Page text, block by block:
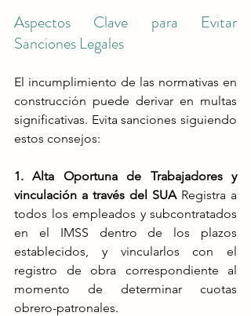
Aspectos Clave para Evitar
Sanciones Legales
El incumplimiento de las normativas en
construcción puede derivar en multas
significativas. Evita sanciones siguiendo
estos consejos:
1. Alta Oportuna de Trabajadores y
vinculación a través del SUA Registra a
todos los empleados y subcontratados
en el IMSS dentro de los plazos
establecidos, y vincularlos con el
registro de obra correspondiente al
momento de determinar cuotas
obrero-patronales.